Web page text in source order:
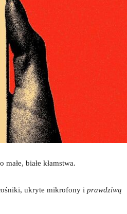
białe kłamstwa.
ukryte mikrofony i prawdziwą